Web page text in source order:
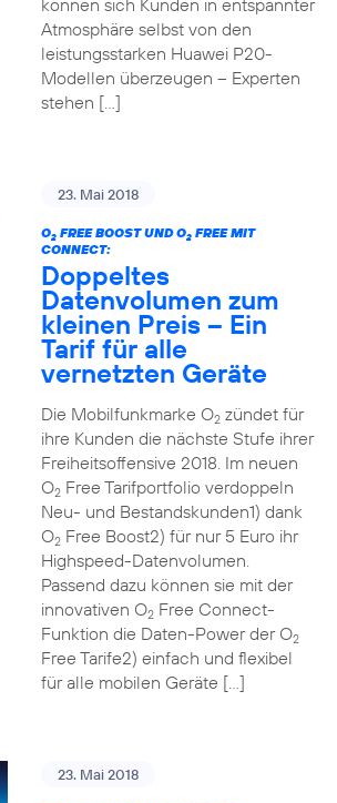
können sich Kunden in entspannter
Atmosphäre selbst von den
leistungsstarken Huawei P20-
Modellen überzeugen – Experten
stehen […]
23. Mai 2018
O2FREE BOOST UND O2FREE MIT
CONNECT:
Doppeltes
Datenvolumen zum
kleinen Preis – Ein
Tarif für alle
vernetzten Geräte
Die Mobilfunkmarke O2zündet für
ihre Kunden die nächste Stufe ihrer
Freiheitsoffensive 2018. Im neuen
O2Free Tarifportfolio verdoppeln
Neu- und Bestandskunden1) dank
O2Free Boost2) für nur 5 Euro ihr
Highspeed-Datenvolumen.
Passend dazu können sie mit der
innovativen O2Free Connect-
Funktion die Daten-Power der O2
Free Tarife2) einfach und flexibel
für alle mobilen Geräte […]
23. Mai 2018